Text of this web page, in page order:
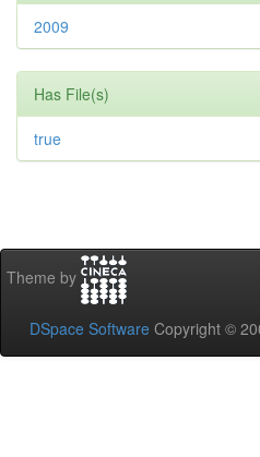
2009
Has File(s)
true
Theme by
DSpace Software Copyright ©